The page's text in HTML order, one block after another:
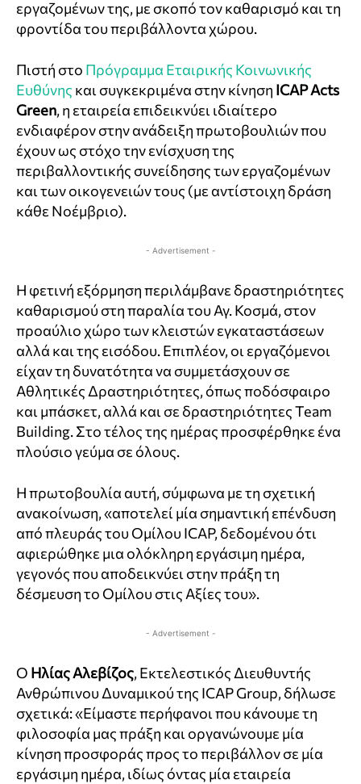
εργαζομένων της, με σκοπό τον καθαρισμό και τη
φροντίδα του περιβάλλοντα χώρου.
Πιστή στο Πρόγραμμα Εταιρικής Κοινωνικής
Ευθύνης και συγκεκριμένα στην κίνηση ICAP Acts
Green, η εταιρεία επιδεικνύει ιδιαίτερο
ενδιαφέρον στην ανάδειξη πρωτοβουλιών που
έχουν ως στόχο την ενίσχυση της
περιβαλλοντικής συνείδησης των εργαζομένων
και των οικογενειών τους (με αντίστοιχη δράση
κάθε Νοέμβριο).
- Advertisement -
Η φετινή εξόρμηση περιλάμβανε δραστηριότητες
καθαρισμού στη παραλία του Αγ. Κοσμά, στον
προαύλιο χώρο των κλειστών εγκαταστάσεων
αλλά και της εισόδου. Επιπλέον, οι εργαζόμενοι
είχαν τη δυνατότητα να συμμετάσχουν σε
Aθλητικές Δραστηριότητες, όπως ποδόσφαιρο
και μπάσκετ, αλλά και σε δραστηριότητες Team
Building. Στο τέλος της ημέρας προσφέρθηκε ένα
πλούσιο γεύμα σε όλους.
Η πρωτοβουλία αυτή, σύμφωνα με τη σχετική
ανακοίνωση, «αποτελεί μία σημαντική επένδυση
από πλευράς του Ομίλου ICAP, δεδομένου ότι
αφιερώθηκε μια ολόκληρη εργάσιμη ημέρα,
γεγονός που αποδεικνύει στην πράξη τη
δέσμευση το Ομίλου στις Αξίες του».
- Advertisement -
Ο Ηλίας Αλεβίζος, Εκτελεστικός Διευθυντής
Ανθρώπινου Δυναμικού της ICAP Group, δήλωσε
σχετικά: «Είμαστε περήφανοι που κάνουμε τη
φιλοσοφία μας πράξη και οργανώνουμε μία
κίνηση προσφοράς προς το περιβάλλον σε μία
εργάσιμη ημέρα, ιδίως όντας μία εταιρεία